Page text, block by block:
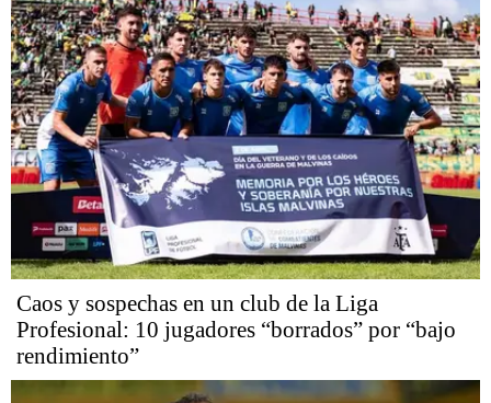
Caos y sospechas en un club de la Liga
Profesional: 10 jugadores “borrados” por “bajo
rendimiento”